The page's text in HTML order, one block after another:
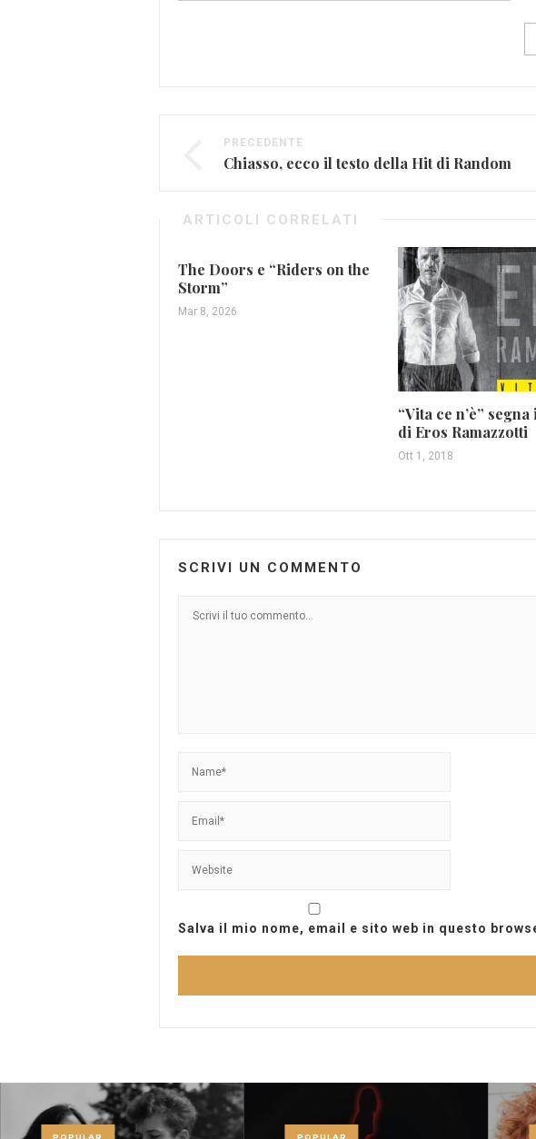
PRECEDENTE
Chiasso, ecco il testo della Hit di Random
ARTICOLI CORRELATI
The Doors e “Riders on the
Storm”
Mar 8, 2026
“Vita ce n’è”
di Eros Ramazzotti
Ott 1, 2018
SCRIVI UN COMMENTO
Salva il mio nome, email e sito web in questo
POPULAR POPULAR